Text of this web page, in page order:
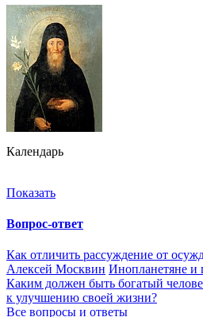
Календарь
Показать
Вопрос-ответ
Как отличить рассуждение от
Алексей Москвин Инопланетяне и
Каким должен быть богатый
к улучшению своей жизни?
Все вопросы и ответы